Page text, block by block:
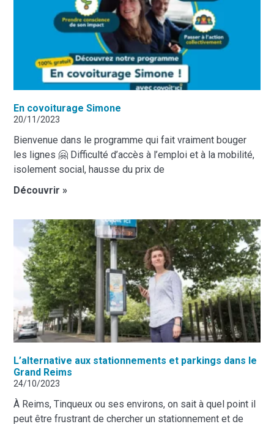
En covoiturage Simone
20/11/2023
Bienvenue dans le programme qui fait vraiment bouger
les lignes 🤗 Difficulté d’accès à l’emploi et à la mobilité,
isolement social, hausse du prix de
Découvrir »
L’alternative aux stationnements et parkings dans le
Grand Reims
24/10/2023
À Reims, Tinqueux ou ses environs, on sait à quel point il
peut être frustrant de chercher un stationnement et de